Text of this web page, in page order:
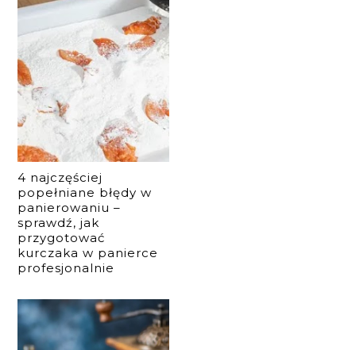
4 najczęściej
popełniane błędy w
panierowaniu –
sprawdź, jak
przygotować
kurczaka w panierce
profesjonalnie